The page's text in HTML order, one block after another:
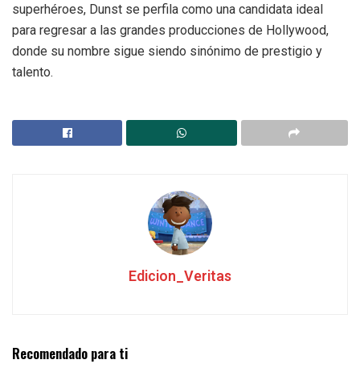
superhéroes, Dunst se perfila como una candidata ideal
para regresar a las grandes producciones de Hollywood,
donde su nombre sigue siendo sinónimo de prestigio y
talento.
Edicion_Veritas
Recomendado para ti